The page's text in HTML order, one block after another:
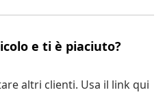
e ti è piaciuto?
altri clienti. Usa il link qui